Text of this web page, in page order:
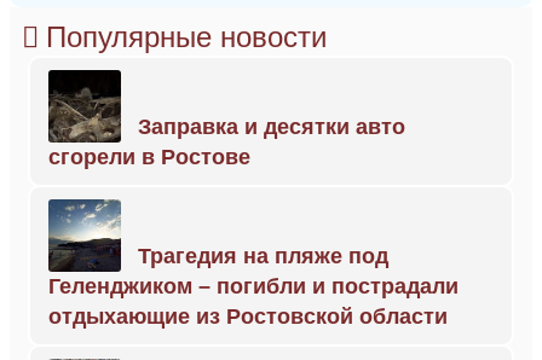
Популярные новости
Заправка и десятки авто
сгорели в Ростове
Трагедия на пляже под
Геленджиком – погибли и пострадали
отдыхающие из Ростовской области